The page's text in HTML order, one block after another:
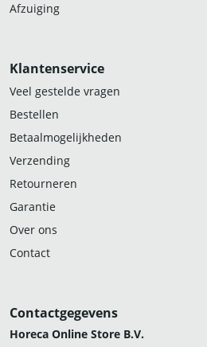
Afzuiging
Klantenservice
Veel gestelde vragen
Bestellen
Betaalmogelijkheden
Verzending
Retourneren
Garantie
Over ons
Contact
Contactgegevens
Horeca Online Store B.V.